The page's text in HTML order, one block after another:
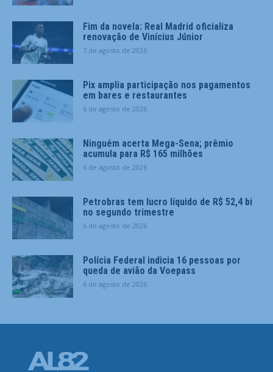
Fim da novela: Real Madrid oficializa
renovação de Vinícius Júnior
7 de agosto de 2026
Pix amplia participação nos pagamentos
em bares e restaurantes
6 de agosto de 2026
Ninguém acerta Mega-Sena; prêmio
acumula para R$ 165 milhões
6 de agosto de 2026
Petrobras tem lucro líquido de R$ 52,4 bi
no segundo trimestre
6 de agosto de 2026
Polícia Federal indicia 16 pessoas por
queda de avião da Voepass
6 de agosto de 2026